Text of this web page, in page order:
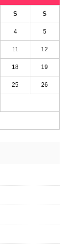
S S
4 5
11 12
18 19
25 26